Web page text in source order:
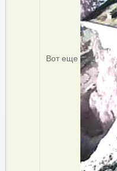
Вот еще